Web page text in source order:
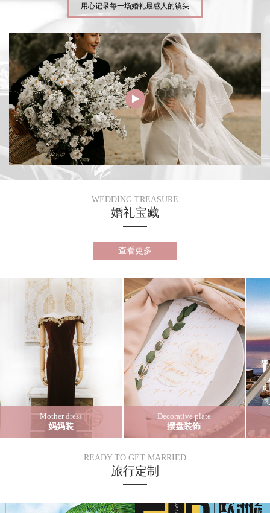
用心记录每一场婚礼最感人的镜头
WEDDING TREASURE
婚礼宝藏
查看更多
Mother dress
妈妈装
Decorative plate
摆盘装饰
READY TO GET MARRIED
旅行定制